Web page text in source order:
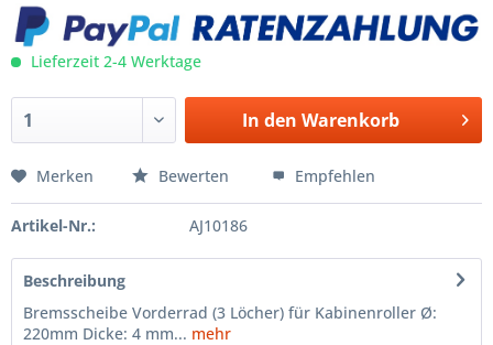
Lieferzeit 2-4 Werktage
In den Warenkorb
Merken Bewerten Empfehlen
Artikel-Nr.: AJ10186
Beschreibung
Bremsscheibe Vorderrad (3 Löcher) für Kabinenroller Ø:
220mm Dicke: 4 mm... mehr